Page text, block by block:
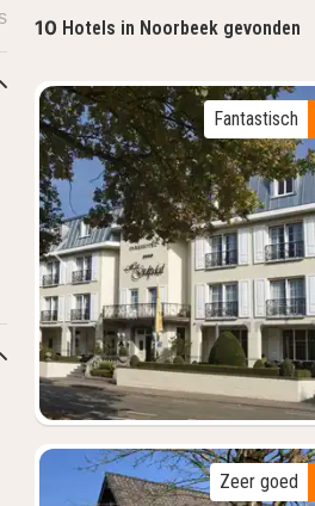
10 Hotels in Noorbeek gevonden
Vorige foto
Fantastisch
Zeer goed